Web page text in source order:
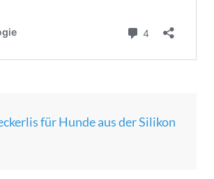
für Hunde aus der Silikon